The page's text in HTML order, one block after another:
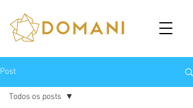
Post
Todos os posts